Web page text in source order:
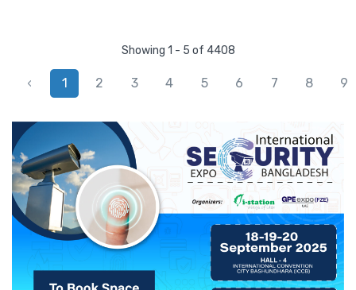
Showing 1 - 5 of 4408
‹ 1 2 3 4 5 6 7 8 9